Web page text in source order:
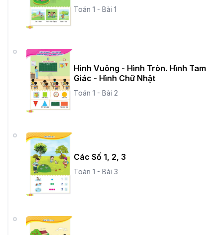
Toán 1 - Bài 1
Hình Vuông - Hình Tròn. Hình Tam
Giác - Hình Chữ Nhật
Toán 1 - Bài 2
Các Số 1, 2, 3
Toán 1 - Bài 3